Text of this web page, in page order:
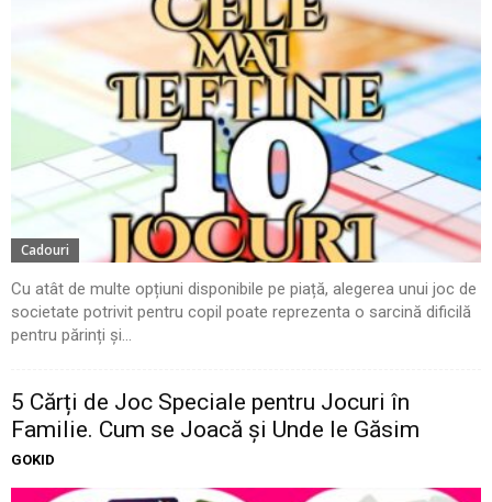
Cadouri
Cu atât de multe opțiuni disponibile pe piață, alegerea unui joc de
societate potrivit pentru copil poate reprezenta o sarcină dificilă
pentru părinți și...
5 Cărți de Joc Speciale pentru Jocuri în
Familie. Cum se Joacă și Unde le Găsim
GOKID